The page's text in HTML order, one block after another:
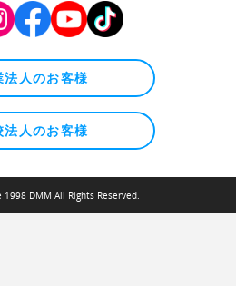
法人のお客様
法人のお客様
DMM All Rights Reserved.